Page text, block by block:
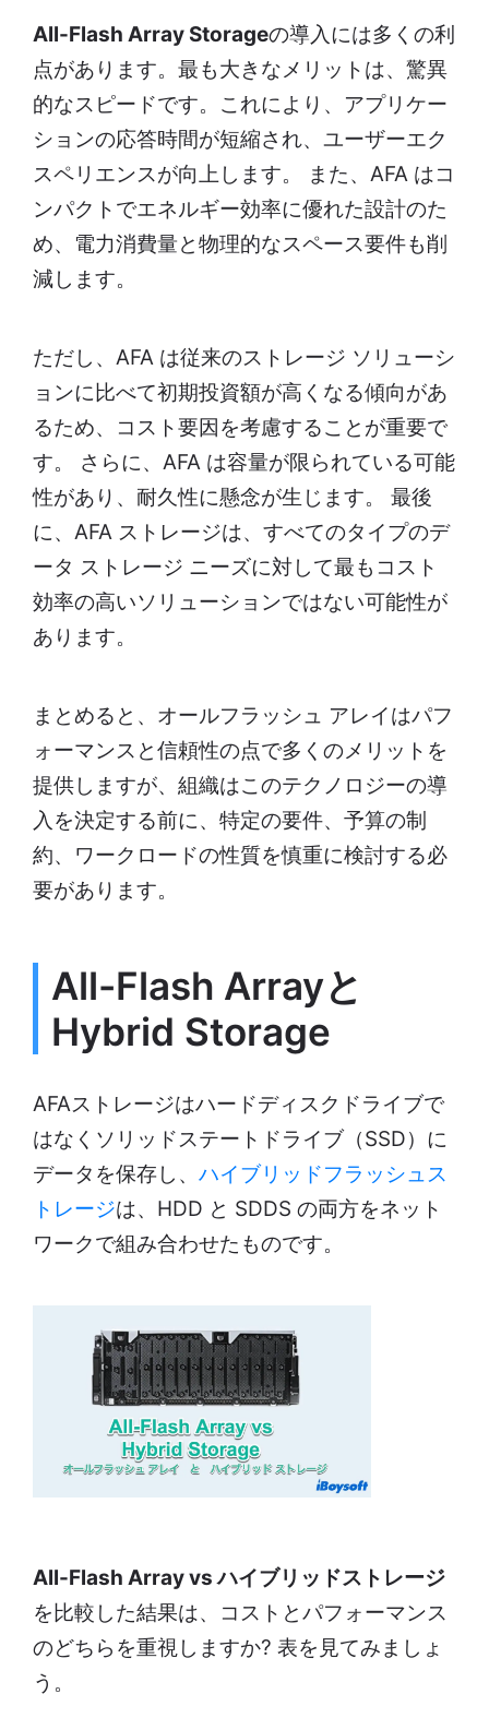
All-Flash Array Storageの導入には多くの利
点があります。最も大きなメリットは、驚異
的なスピードです。これにより、アプリケー
ションの応答時間が短縮され、ユーザーエク
スペリエンスが向上します。 また、AFA はコ
ンパクトでエネルギー効率に優れた設計のた
め、電力消費量と物理的なスペース要件も削
減します。
ただし、AFA は従来のストレージ ソリューシ
ョンに比べて初期投資額が高くなる傾向があ
るため、コスト要因を考慮することが重要で
す。 さらに、AFA は容量が限られている可能
性があり、耐久性に懸念が生じます。 最後
に、AFA ストレージは、すべてのタイプのデ
ータ ストレージ ニーズに対して最もコスト
効率の高いソリューションではない可能性が
あります。
まとめると、オールフラッシュ アレイはパフ
ォーマンスと信頼性の点で多くのメリットを
提供しますが、組織はこのテクノロジーの導
入を決定する前に、特定の要件、予算の制
約、ワークロードの性質を慎重に検討する必
要があります。
All-Flash Arrayと
Hybrid Storage
AFAストレージはハードディスクドライブで
はなくソリッドステートドライブ（SSD）に
データを保存し、 ハイブリッドフラッシュス
トレージは、HDD と SDDS の両方をネット
ワークで組み合わせたものです。
All-Flash Array vs ハイブリッドストレージ
を比較した結果は、コストとパフォーマンス
のどちらを重視しますか? 表を見てみましょ
う。